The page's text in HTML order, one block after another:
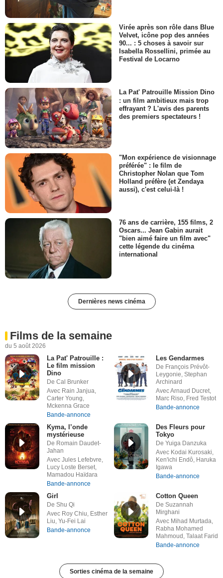
Virée après son rôle dans Blue
Velvet, icône pop des années
90... : 5 choses à savoir sur
Isabella Rossellini, primée au
Festival de Locarno
La Pat' Patrouille Mission Dino
: un film ambitieux mais trop
effrayant ? L'avis des parents
des premiers spectateurs !
"Mon expérience de visionnage
préférée" : le film de
Christopher Nolan que Tom
Holland préfère (et Zendaya
aussi), c'est celui-là !
76 ans de carrière, 155 films, 2
Oscars... Jean Gabin aurait
"bien aimé faire un film avec"
cette légende du cinéma
international
Dernières news cinéma
Films de la semaine
du 5 août 2026
La Pat' Patrouille :
Le film mission
Dino
De Cal Brunker
Avec Rain Janjua,
Carter Young,
Mckenna Grace
Bande-annonce
Les Gendarmes
De François Prévôt-
Leygonie, Stephan
Archinard
Avec Arnaud Ducret,
Marc Riso, Fred Testot
Bande-annonce
Kyma, l’onde
mystérieuse
De Romain Daudet-
Jahan
Avec Jules Lefebvre,
Lucy Loste Berset,
Mamadou Haïdara
Bande-annonce
Des Fleurs pour
Tokyo
De Yuiga Danzuka
Avec Kodai Kurosaki,
Ken'ichi Endô, Haruka
Igawa
Bande-annonce
Girl
De Shu Qi
Avec Roy Chiu, Esther
Liu, Yu-Fei Lai
Bande-annonce
Cotton Queen
De Suzannah
Mirghani
Avec Mihad Murtada,
Rabha Mohamed
Mahmoud, Talaat Farid
Bande-annonce
Sorties cinéma de la semaine